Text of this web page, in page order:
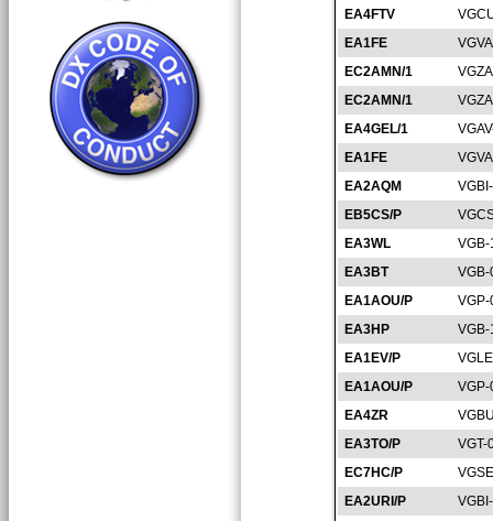
EA4FTV
EA1FE
EC2AMN/1
EC2AMN/1
EA4GEL/1
EA1FE
EA2AQM
EB5CS/P
EA3WL
EA3BT
EA1AOU/P
EA3HP
EA1EV/P
EA1AOU/P
EA4ZR
EA3TO/P
VGT-
EC7HC/P
EA2URI/P